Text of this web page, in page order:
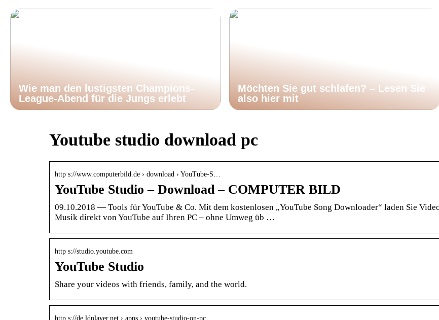
Wie man den lustigsten Champions-
League-Abend für die Jungs erlebt
Möchten Sie gut schlafen? – Lesen Sie
also hier mit
Youtube studio download pc
http s://www.computerbild.de › download › YouTube-S…
YouTube Studio – Download – COMPUTER BILD
09.10.2018 — Tools für YouTube & Co. Mit dem kostenlosen „YouTube Song Downloader“ laden Sie
Musik direkt von YouTube auf Ihren PC – ohne Umweg üb …
http s://studio.youtube.com
YouTube Studio
Share your videos with friends, family, and the world.
http s://de.ldplayer.net › apps › youtube-studio-on-pc